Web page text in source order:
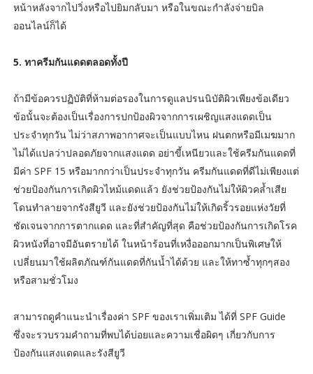
หน้าหลังจากไปวิ่งหรือไปยิมกลับมา หรือในขณะกำลังจ่ายบิล
ออนไลน์ก็ได้
5. ทาครีมกันแดดตลอดทั้งปี
ถ้ามีข้อควรปฏิบัติที่ห้ามต่อรองในการดูแลปรนนิบัติผิวเพียงข้อเดียว
ข้อนั้นจะต้องเป็นเรื่องการปกป้องผิวจากการเผชิญแสงแดดเป็น
ประจำทุกวัน ไม่ว่าสภาพอากาศจะเป็นแบบไหน ฝนตกหรือมีเมฆมาก
ไม่ได้แปลว่าปลอดภัยจากแสงแดด อย่าขี้เหนียวและใช้ครีมกันแดดที่
มีค่า SPF 15 หรือมากกว่าเป็นประจำทุกวัน ครีมกันแดดที่ดีไม่เพียงแต่
ช่วยป้องกันการเกิดผิวไหม้แดดแล้ว ยังช่วยป้องกันไม่ให้ผิวคล้ำเสีย
โดนทำลายจากรังสียูวี และยังช่วยป้องกันไม่ให้เกิดริ้วรอยแห่งวัยที่
ชัดเจนจากการตากแดด และที่สำคัญที่สุด คือช่วยป้องกันการเกิดโรค
ผิวหนังที่อาจมีอันตรายได้ ในหน้าร้อนที่เหงื่อออกมากเป็นพิเศษให้
เปลี่ยนมาใช้ผลิตภัณฑ์กันแดดที่กันน้ำได้ด้วย และให้ทาซ้ำทุกๆสอง
หรือสามชั่วโมง
สามารถดูคำแนะนำเรื่องค่า SPF ของเราเพิ่มเติม ได้ที่ SPF Guide
ซึ่งจะรวบรวมคำถามที่พบได้บ่อยและความเชื่อผิดๆ เกี่ยวกับการ
ป้องกันแสงแดดและรังสียูวี